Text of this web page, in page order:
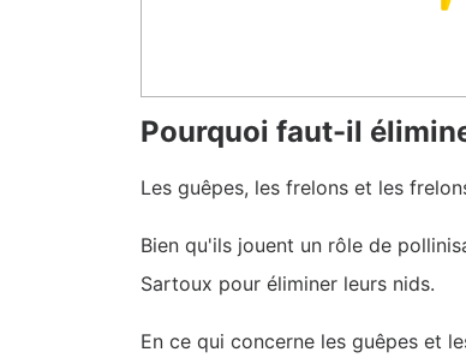
Pourquoi faut-il
Les guêpes, les frelons et les
Bien qu'ils jouent un rôle de
Sartoux pour éliminer leurs nids.
En ce qui concerne les guêpes et